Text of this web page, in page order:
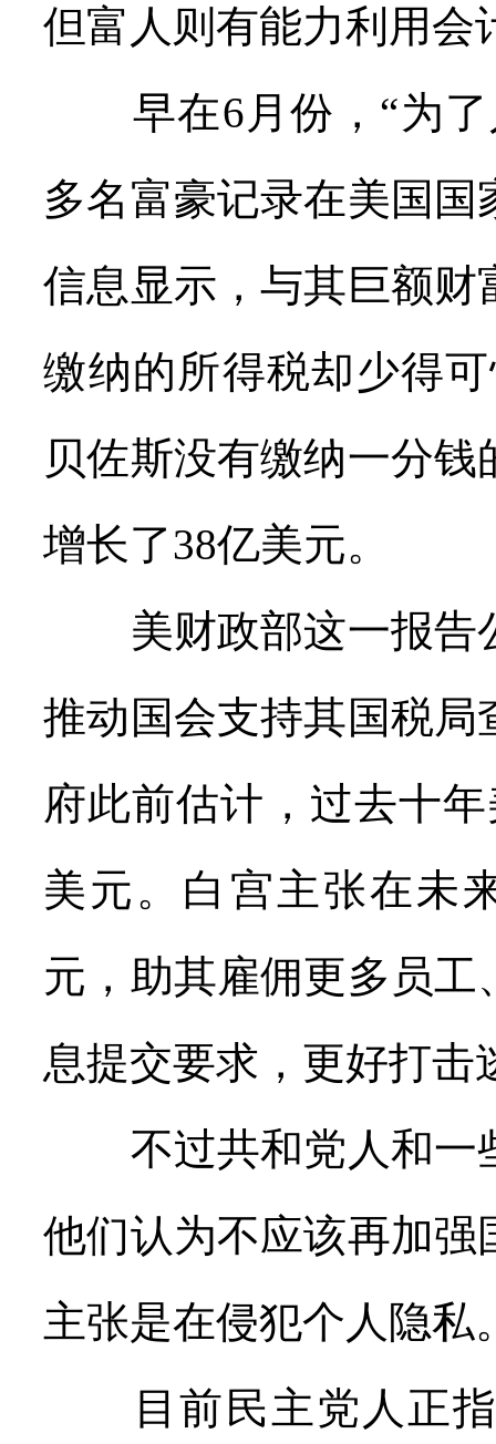
但富人则有能力利用会
早在6月份，“为了
多名富豪记录在美国
信息显示，与其巨额
缴纳的所得税却少得
贝佐斯没有缴纳一分
增长了38亿美元。
美财政部这一报告
推动国会支持其国税
府此前估计，过去十
美元。白宫主张在未
元，助其雇佣更多员
息提交要求，更好打击
不过共和党人和一
他们认为不应该再加
主张是在侵犯个人隐私
目前民主党人正指